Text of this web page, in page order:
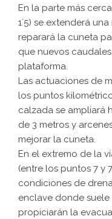
En la parte más
1´5) se extenderá
reparará la cuneta
que nuevos
plataforma.
Las actuaciones de
los puntos
calzada se ampliará
de 3 metros y
mejorar la cuneta.
En el extremo de la
(entre los puntos 7 y
condiciones de
enclave donde suele
propiciarán la